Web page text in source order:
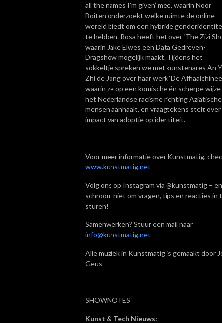
all the names I’m given’ mee, waarin Noor
Boiten onderzoekt welke ruimte de online
wereld biedt om een hybride
te hebben. Rosa heeft het over ‘The Zizi
waarin Jake Elwes een Data Gedreven-
Dragshow mogelijk maakt. Tijdens het
sokkeltje spreken we met kunstenares An
Zhi de Jong over haar werk ‘De
waarin ze op een komische én scherpe wijze
het Nederlandse racisme richting Aziatische
mensen aanhaalt, en vraagtekens stelt over
impact van adoptie op identiteit.
Voor meer informatie over Kunstmatig,
www.kunstmatig.net
Volg ons op Instagram via @kunstmatig – en
schroom niet om vragen, tips en reacties in
sturen!
Samenwerken? Stuur een mail naar
info@kunstmatig.net
Alle muziek in Kunstmatig is gemaakt door
Geus
SHOWNOTES
Kunst & Tech Nieuws: